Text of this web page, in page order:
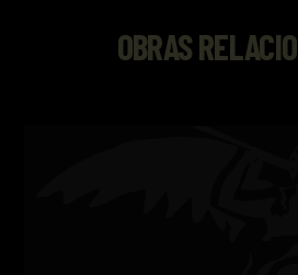
OBRAS